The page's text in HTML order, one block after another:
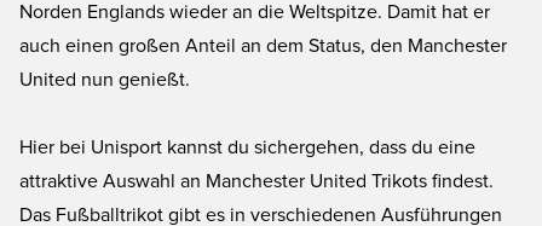
Norden Englands wieder an die Weltspitze. Damit hat er
auch einen großen Anteil an dem Status, den Manchester
United nun genießt.
Hier bei Unisport kannst du sichergehen, dass du eine
attraktive Auswahl an Manchester United Trikots findest.
Das Fußballtrikot gibt es in verschiedenen Ausführungen